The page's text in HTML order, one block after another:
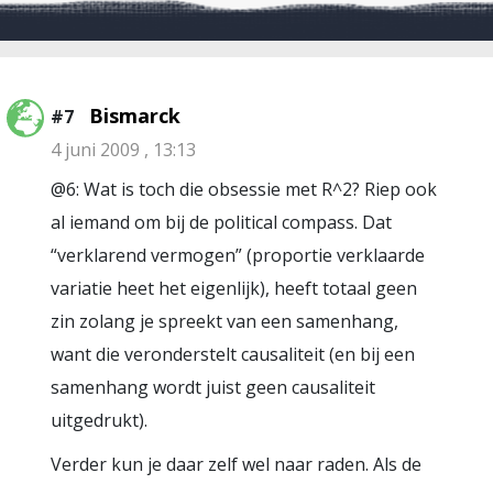
#7 Bismarck
4 juni 2009 , 13:13
@6: Wat is toch die obsessie met R^2? Riep ook
al iemand om bij de political compass. Dat
“verklarend vermogen” (proportie verklaarde
variatie heet het eigenlijk), heeft totaal geen
zin zolang je spreekt van een samenhang,
want die veronderstelt causaliteit (en bij een
samenhang wordt juist geen causaliteit
uitgedrukt).
Verder kun je daar zelf wel naar raden. Als de